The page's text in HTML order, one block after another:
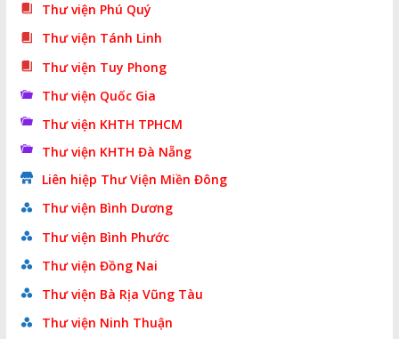
Thư viện Phú Quý
Thư viện Tánh Linh
Thư viện Tuy Phong
Thư viện Quốc Gia
Thư viện KHTH TPHCM
Thư viện KHTH Đà Nẵng
Liên hiệp Thư Viện Miền Đông
Thư viện Bình Dương
Thư viện Bình Phước
Thư viện Đồng Nai
Thư viện Bà Rịa Vũng Tàu
Thư viện Ninh Thuận